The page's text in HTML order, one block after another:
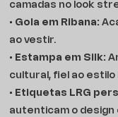
camadas no look
• Gola em Ribana:
ao vestir.
• Estampa em Silk:
cultural, fiel ao estilo
• Etiquetas LRG
autenticam o design